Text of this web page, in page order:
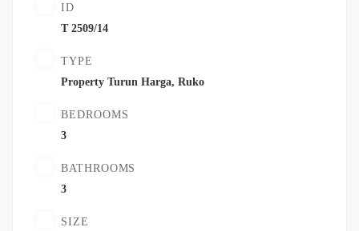
ID
T 2509/14
TYPE
Property Turun Harga, Ruko
BEDROOMS
3
BATHROOMS
3
SIZE